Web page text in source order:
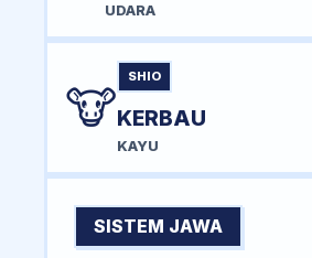
UDARA
🐮
SHIO
KERBAU
KAYU
SISTEM JAWA